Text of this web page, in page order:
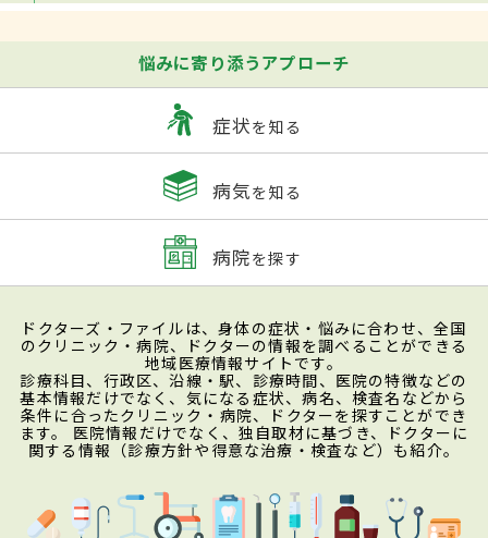
悩みに寄り添うアプローチ
症状を知る
病気を知る
病院を探す
ドクターズ・ファイルは、身体の症状・悩みに合わせ、全国
のクリニック・病院、ドクターの情報を調べることができる
地域医療情報サイトです。
診療科目、行政区、沿線・駅、診療時間、医院の特徴などの
基本情報だけでなく、気になる症状、病名、検査名などから
条件に合ったクリニック・病院、ドクターを探すことができ
ます。 医院情報だけでなく、独自取材に基づき、ドクターに
関する情報（診療方針や得意な治療・検査など）も紹介。